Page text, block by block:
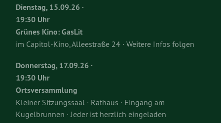
Dienstag, 15.09.26 ·
19:30 Uhr
Grünes Kino: GasLit
im Capitol-Kino, Alleestraße 24 · Weitere Infos folgen
Donnerstag, 17.09.26 ·
19:30 Uhr
Ortsversammlung
Kleiner Sitzungssaal · Rathaus · Eingang am
Kugelbrunnen · Jeder ist herzlich eingeladen